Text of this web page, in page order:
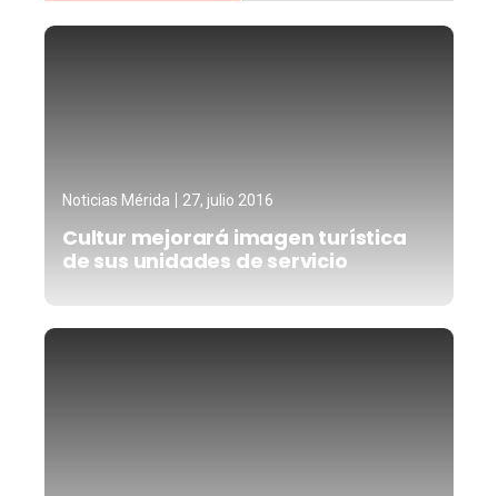
Noticias Mérida 27, julio 2016
Cultur mejorará imagen turística
de sus unidades de servicio